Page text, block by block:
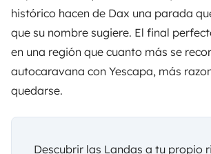
histórico hacen de Dax una parada
que su nombre sugiere. El final
en una región que cuanto más se
autocaravana con Yescapa, más
quedarse.
Descubrir las Landas a tu propio